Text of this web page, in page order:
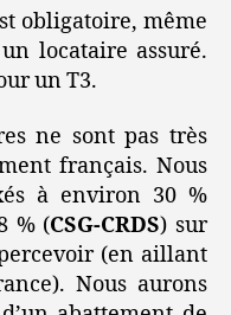
obligatoire, même
locataire assuré.
un T3.
ne sont pas très
français. Nous
à environ 30 %
% (CSG-CRDS) sur
(en aillant
Nous aurons